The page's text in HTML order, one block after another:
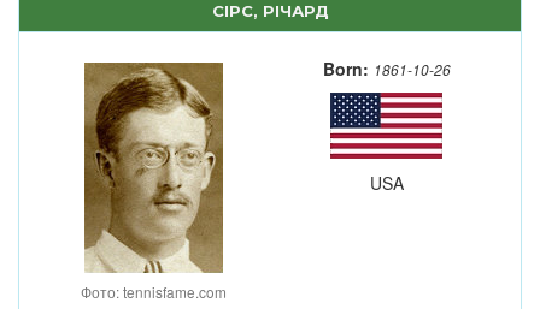
СІРС, РІЧАРД
Фото: tennisfame.com
Born: 1861-10-26
USA